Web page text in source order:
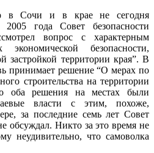
в Сочи и в крае не сегодня
года Совет безопасности
вопрос с характерным
безопасности,
застройкой территории края”. В
принимает решение “О мерах по
строительства на территории
оба решения на местах были
власти с этим, похоже,
за последние семь лет Совет
обсуждал. Никто за это время не
неудивительно, что самоволка